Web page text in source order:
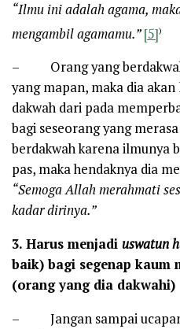
“Ilmu ini adalah agama,
mengambil agamamu.”[5])
– Orang yang
yang mapan, maka dia
dakwah dari pada
bagi seseorang yang
berdakwah karena ilmunya
pas, maka hendaknya dia
“Semoga Allah merahmati
kadar dirinya.”
3. Harus menjadi uswatun
baik) bagi segenap kaum
(orang yang dia dakwahi)
– Jangan sampai ucapan